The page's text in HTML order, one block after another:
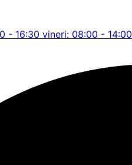
- 16:30 vineri: 08:00 - 14:00